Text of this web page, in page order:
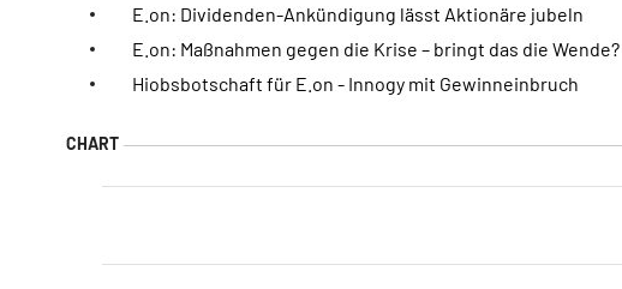
E.on: Dividenden-Ankündigung lässt Aktionäre jubeln
E.on: Maßnahmen gegen die Krise – bringt das die Wende?
Hiobsbotschaft für E.on - Innogy mit Gewinneinbruch